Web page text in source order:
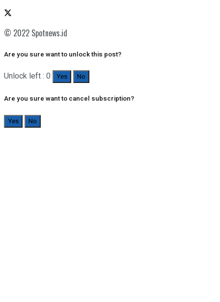
© 2022 Spotnews.id
Are you sure want to unlock this post?
Unlock left : 0 Yes No
Are you sure want to cancel subscription?
Yes No